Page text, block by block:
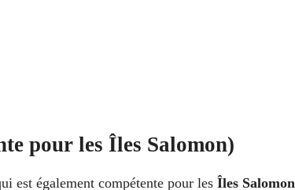
pour les Îles Salomon)
est également compétente pour les Îles Salomon